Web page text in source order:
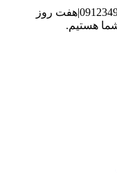
تلفن پشتیبانی: 02166687540| همراه: 09123497831|هفت روز